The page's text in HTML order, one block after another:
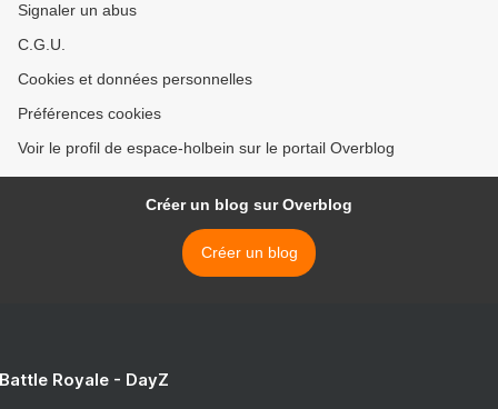
Signaler un abus
C.G.U.
Cookies et données personnelles
Préférences cookies
Voir le profil de espace-holbein sur le portail Overblog
Créer un blog sur Overblog
Créer un blog
Royale - DayZ